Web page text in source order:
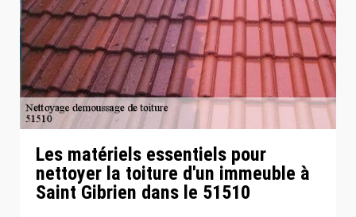
Les matériels essentiels pour
nettoyer la toiture d'un immeuble à
Saint Gibrien dans le 51510